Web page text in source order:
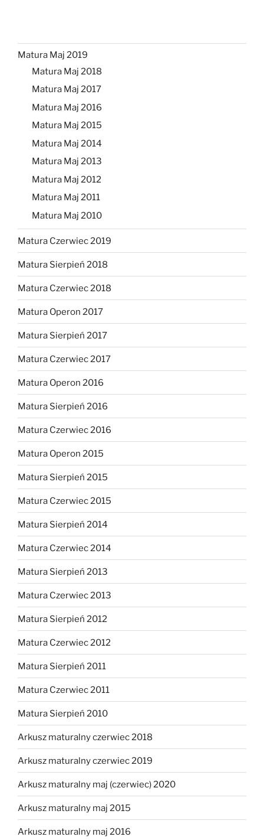
Matura Maj 2019
Matura Maj 2018
Matura Maj 2017
Matura Maj 2016
Matura Maj 2015
Matura Maj 2014
Matura Maj 2013
Matura Maj 2012
Matura Maj 2011
Matura Maj 2010
Matura Czerwiec 2019
Matura Sierpień 2018
Matura Czerwiec 2018
Matura Operon 2017
Matura Sierpień 2017
Matura Czerwiec 2017
Matura Operon 2016
Matura Sierpień 2016
Matura Czerwiec 2016
Matura Operon 2015
Matura Sierpień 2015
Matura Czerwiec 2015
Matura Sierpień 2014
Matura Czerwiec 2014
Matura Sierpień 2013
Matura Czerwiec 2013
Matura Sierpień 2012
Matura Czerwiec 2012
Matura Sierpień 2011
Matura Czerwiec 2011
Matura Sierpień 2010
Arkusz maturalny czerwiec 2018
Arkusz maturalny czerwiec 2019
Arkusz maturalny maj (czerwiec) 2020
Arkusz maturalny maj 2015
Arkusz maturalny maj 2016